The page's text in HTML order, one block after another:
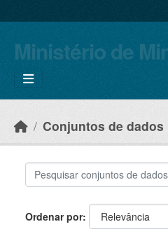
Ministério de
Conjuntos de dados
Ordenar por